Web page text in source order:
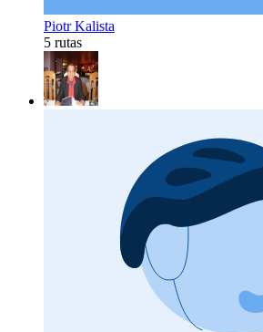
Piotr Kalista
5 rutas